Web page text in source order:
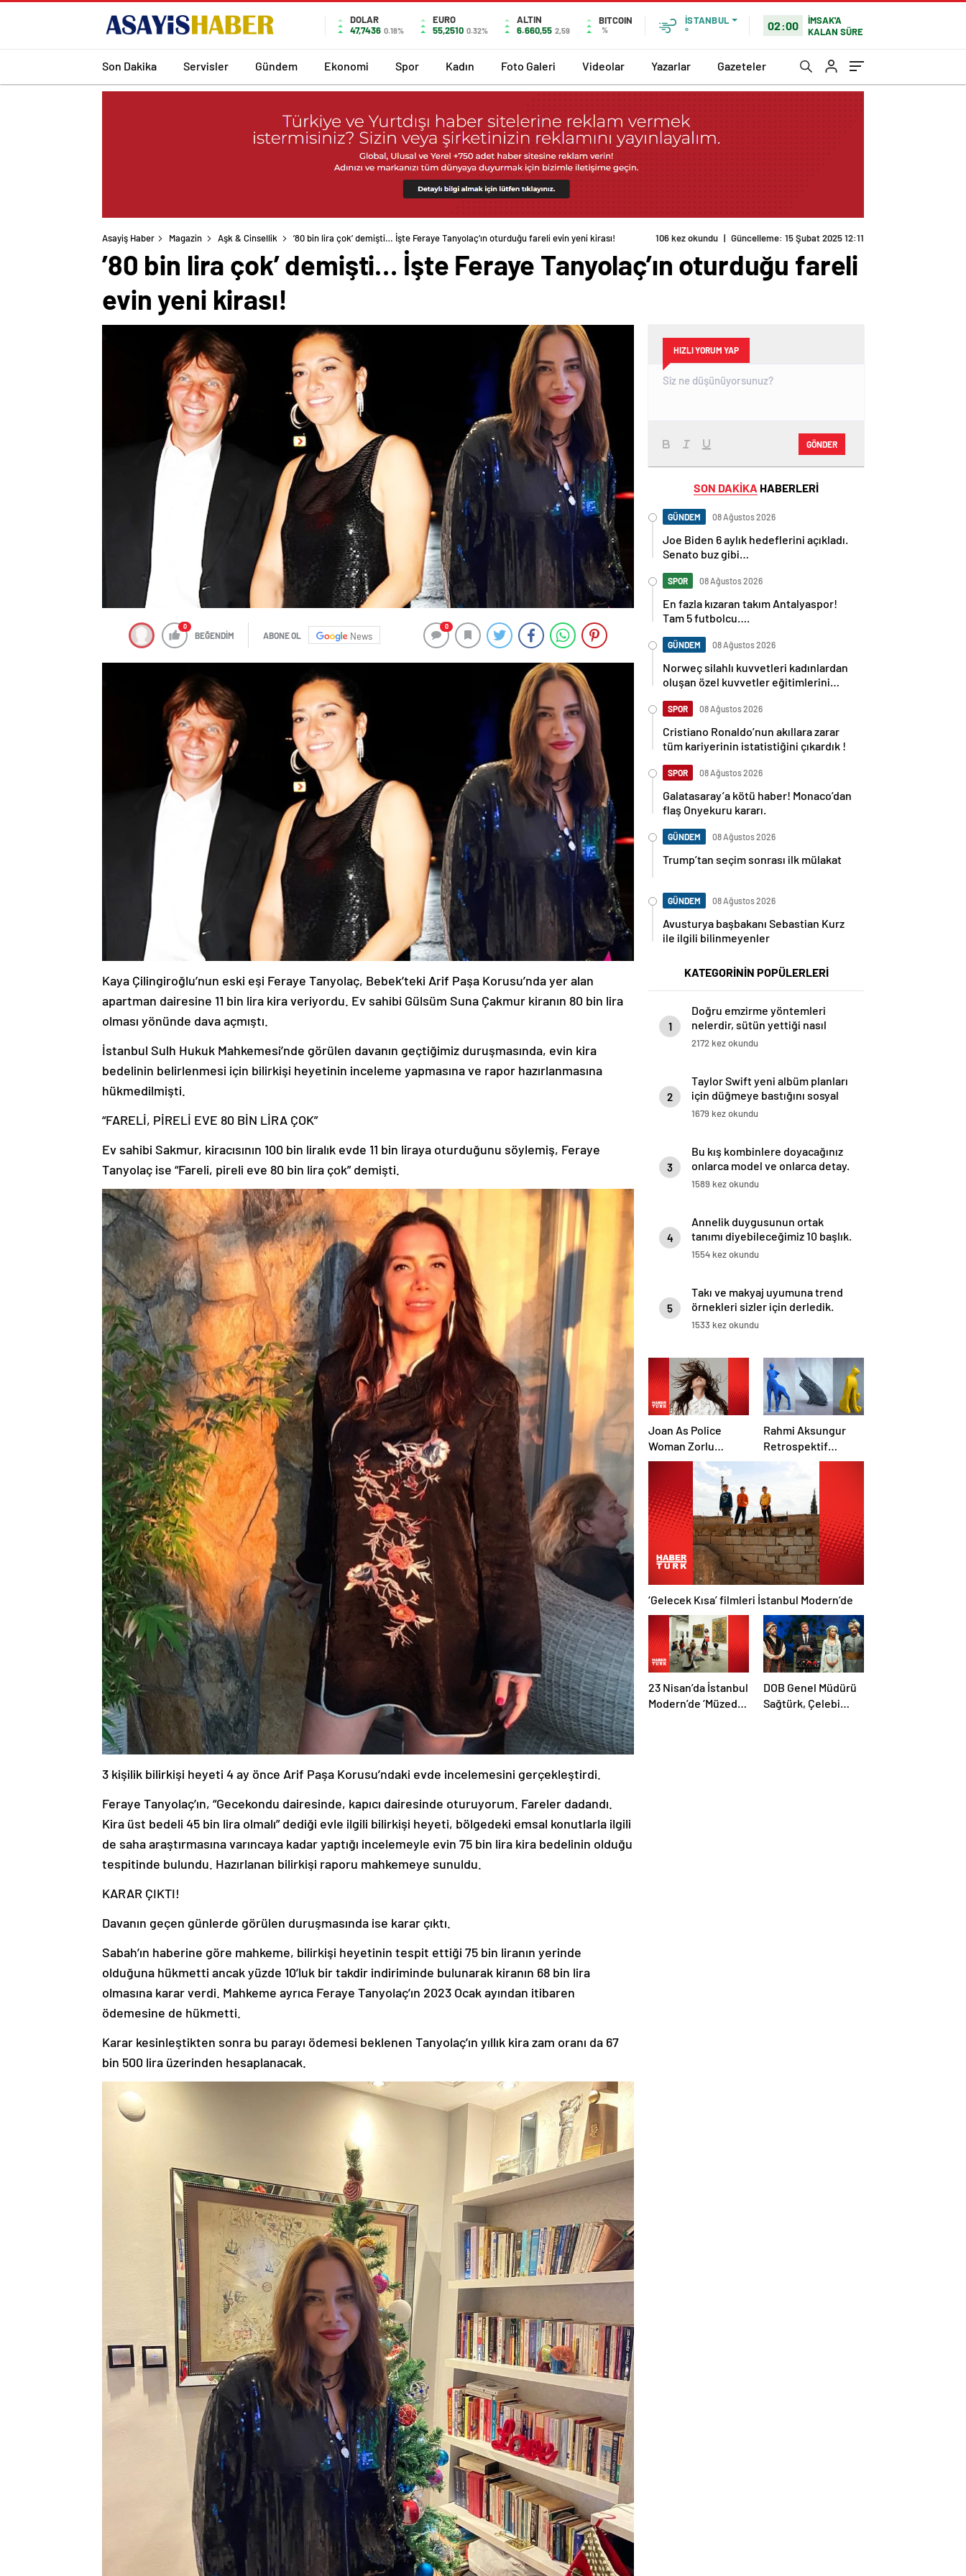
DOLAR
47,7436 0.18%
EURO
55,2510 0.32%
ALTIN
6.660,55 2,59
BITCOIN
%
İSTANBUL
°
02:00
İMSAK'A
KALAN SÜRE
Son Dakika Servisler Gündem Ekonomi Spor Kadın Foto Galeri Videolar Yazarlar Gazeteler
Asayiş Haber Magazin Aşk & Cinsellik ’80 bin lira çok’ demişti… İşte Feraye Tanyolaç’ın oturduğu fareli evin yeni kirası!
’80 bin lira çok’ demişti… İşte Feraye Tanyolaç’ın oturduğu fareli
evin yeni kirası!
0
BEĞENDİM ABONE OL News
0
Kaya Çilingiroğlu’nun eski eşi Feraye Tanyolaç, Bebek’teki Arif Paşa Korusu’nda yer alan
apartman dairesine 11 bin lira kira veriyordu. Ev sahibi Gülsüm Suna Çakmur kiranın 80 bin lira
olması yönünde dava açmıştı.
İstanbul Sulh Hukuk Mahkemesi’nde görülen davanın geçtiğimiz duruşmasında, evin kira
bedelinin belirlenmesi için bilirkişi heyetinin inceleme yapmasına ve rapor hazırlanmasına
hükmedilmişti.
“FARELİ, PİRELİ EVE 80 BİN LİRA ÇOK”
Ev sahibi Sakmur, kiracısının 100 bin liralık evde 11 bin liraya oturduğunu söylemiş, Feraye
Tanyolaç ise “Fareli, pireli eve 80 bin lira çok” demişti.
3 kişilik bilirkişi heyeti 4 ay önce Arif Paşa Korusu’ndaki evde incelemesini gerçekleştirdi.
Feraye Tanyolaç’ın, “Gecekondu dairesinde, kapıcı dairesinde oturuyorum. Fareler dadandı.
Kira üst bedeli 45 bin lira olmalı” dediği evle ilgili bilirkişi heyeti, bölgedeki emsal konutlarla ilgili
de saha araştırmasına varıncaya kadar yaptığı incelemeyle evin 75 bin lira kira bedelinin olduğu
tespitinde bulundu. Hazırlanan bilirkişi raporu mahkemeye sunuldu.
KARAR ÇIKTI!
Davanın geçen günlerde görülen duruşmasında ise karar çıktı.
Sabah’ın haberine göre mahkeme, bilirkişi heyetinin tespit ettiği 75 bin liranın yerinde
olduğuna hükmetti ancak yüzde 10’luk bir takdir indiriminde bulunarak kiranın 68 bin lira
olmasına karar verdi. Mahkeme ayrıca Feraye Tanyolaç’ın 2023 Ocak ayından itibaren
ödemesine de hükmetti.
Karar kesinleştikten sonra bu parayı ödemesi beklenen Tanyolaç’ın yıllık kira zam oranı da 67
bin 500 lira üzerinden hesaplanacak.
HIZLI YORUM YAP
GÖNDER
SON DAKİKA HABERLERİ
GÜNDEM 08 Ağustos 2026
Joe Biden 6 aylık hedeflerini açıkladı.
Senato buz gibi…
SPOR 08 Ağustos 2026
En fazla kızaran takım Antalyaspor!
Tam 5 futbolcu….
GÜNDEM 08 Ağustos 2026
Norweç silahlı kuvvetleri kadınlardan
oluşan özel kuvvetler eğitimlerini
SPOR 08 Ağustos 2026
Cristiano Ronaldo’nun akıllara zarar
tüm kariyerinin istatistiğini çıkardık !
SPOR 08 Ağustos 2026
Galatasaray’a kötü haber! Monaco’dan
flaş Onyekuru kararı.
GÜNDEM 08 Ağustos 2026
Trump’tan seçim sonrası ilk mülakat
GÜNDEM 08 Ağustos 2026
Avusturya başbakanı Sebastian Kurz
ile ilgili bilinmeyenler
KATEGORİNİN POPÜLERLERİ
1
Doğru emzirme yöntemleri
nelerdir, sütün yettiği nasıl
anlaşılır?
2172 kez okundu
2
Taylor Swift yeni albüm planları
için düğmeye bastığını sosyal
medyadan duyurdu!
1679 kez okundu
3
Bu kış kombinlere doyacağınız
onlarca model ve onlarca detay.
1589 kez okundu
4
Annelik duygusunun ortak
tanımı diyebileceğimiz 10 başlık.
1554 kez okundu
5
Takı ve makyaj uyumuna trend
örnekleri sizler için derledik.
1533 kez okundu
Joan As Police
Woman Zorlu
PSM’ye geliyor
Rahmi Aksungur
Retrospektif
sergisi açıldı
‘Gelecek Kısa’ filmleri İstanbul Modern’de
23 Nisan’da İstanbul
Modern’de ‘Müzede
DOB Genel Müdürü
Sağtürk, Çelebi